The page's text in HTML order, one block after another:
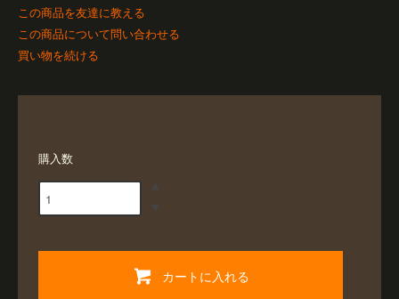
この商品を友達に教える
この商品について問い合わせる
買い物を続ける
購入数
カートに入れる